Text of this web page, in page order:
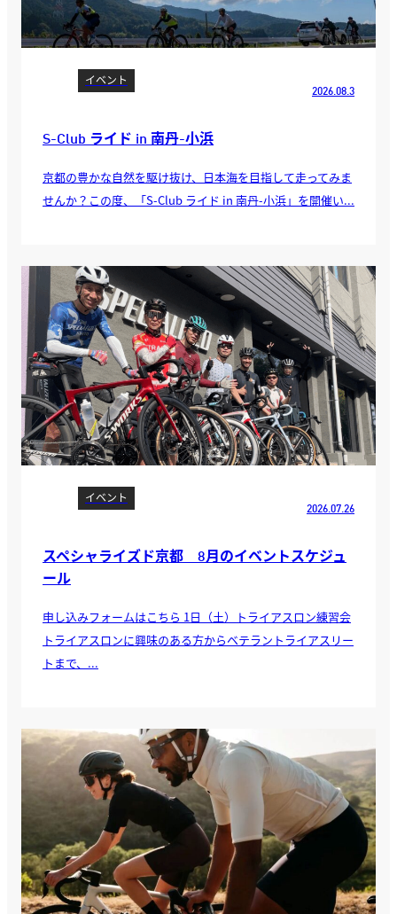
イベント
2026.08.3
S-Club ライド in 南丹-小浜
京都の豊かな自然を駆け抜け、日本海を目指して走ってみま
せんか？この度、「S-Club ライド in 南丹-小浜」を開催い...
イベント
2026.07.26
スペシャライズド京都 8月のイベントスケジュ
ール
申し込みフォームはこちら 1日（土）トライアスロン練習会
トライアスロンに興味のある方からベテラントライアスリー
トまで、...